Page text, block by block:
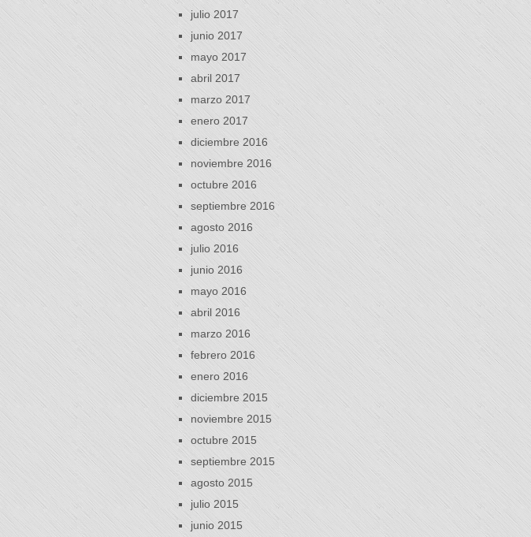
julio 2017
junio 2017
mayo 2017
abril 2017
marzo 2017
enero 2017
diciembre 2016
noviembre 2016
octubre 2016
septiembre 2016
agosto 2016
julio 2016
junio 2016
mayo 2016
abril 2016
marzo 2016
febrero 2016
enero 2016
diciembre 2015
noviembre 2015
octubre 2015
septiembre 2015
agosto 2015
julio 2015
junio 2015